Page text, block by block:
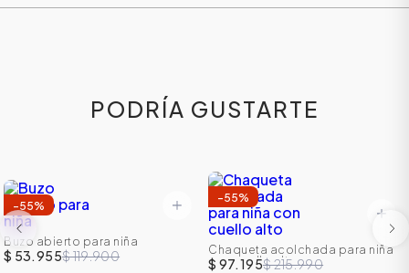
PODRÍA GUSTARTE
-55%
Buzo abierto para niña
$ 53.955$ 119.900
-55%
Chaqueta acolchada para niña
con cuello alto
$ 97.195$ 215.990